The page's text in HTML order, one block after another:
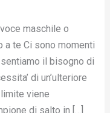
maschile o
a te Ci sono momenti
il bisogno di
di un’ulteriore
viene
di salto in […]